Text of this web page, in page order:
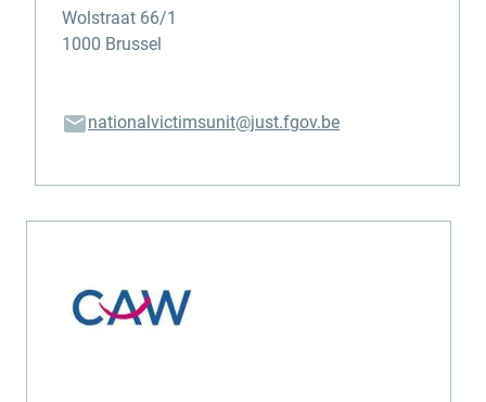
Wolstraat 66/1
1000 Brussel
nationalvictimsunit@just.fgov.be